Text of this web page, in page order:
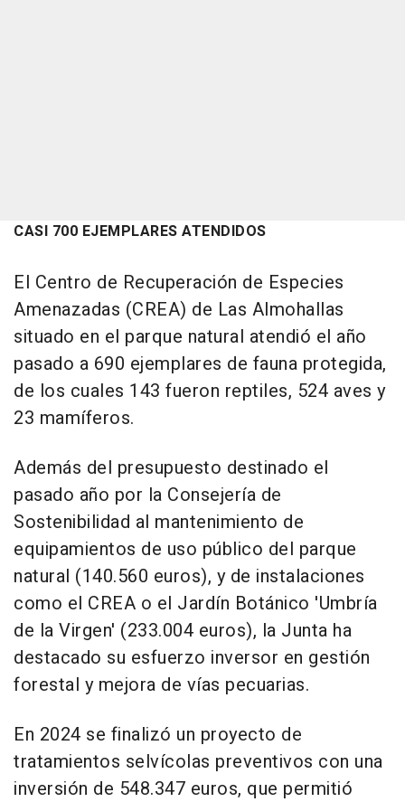
CASI 700 EJEMPLARES ATENDIDOS
El Centro de Recuperación de Especies
Amenazadas (CREA) de Las Almohallas
situado en el parque natural atendió el año
pasado a 690 ejemplares de fauna protegida,
de los cuales 143 fueron reptiles, 524 aves y
23 mamíferos.
Además del presupuesto destinado el
pasado año por la Consejería de
Sostenibilidad al mantenimiento de
equipamientos de uso público del parque
natural (140.560 euros), y de instalaciones
como el CREA o el Jardín Botánico 'Umbría
de la Virgen' (233.004 euros), la Junta ha
destacado su esfuerzo inversor en gestión
forestal y mejora de vías pecuarias.
En 2024 se finalizó un proyecto de
tratamientos selvícolas preventivos con una
inversión de 548.347 euros, que permitió